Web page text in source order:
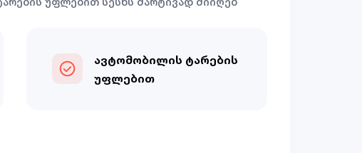
ავტომობილის ტარების
უფლებით